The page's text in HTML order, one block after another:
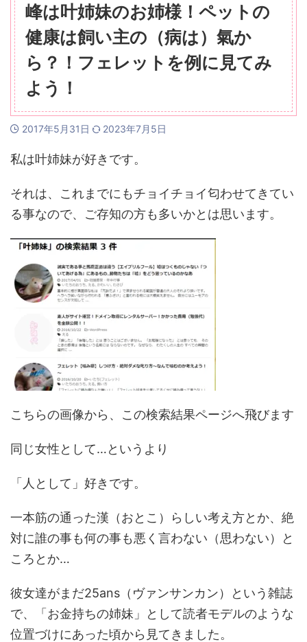
峰は叶姉妹のお姉様！ペットの
健康は飼い主の（病は）氣か
ら？！フェレットを例に見てみ
よう！
2017年5月31日 2023年7月5日
私は叶姉妹が好きです。
それは、これまでにもチョイチョイ匂わせてきてい
る事なので、ご存知の方も多いかとは思います。
こちらの画像から、この検索結果ページへ飛びます
同じ女性として…というより
「人として」好きです。
一本筋の通った漢（おとこ）らしい考え方とか、絶
対に誰の事も何の事も悪く言わない（思わない）と
ころとか…
彼女達がまだ25ans（ヴァンサンカン）という雑誌
で、「お金持ちの姉妹」として読者モデルのような
位置づけにあった頃から見てきました。